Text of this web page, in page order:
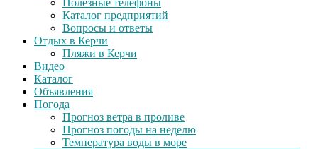
Полезные телефоны
Каталог предприятий
Вопросы и ответы
Отдых в Керчи
Пляжи в Керчи
Видео
Каталог
Объявления
Погода
Прогноз ветра в проливе
Прогноз погоды на неделю
Температура воды в море